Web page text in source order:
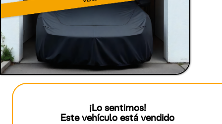
¡Lo sentimos!
Este vehículo está vendido